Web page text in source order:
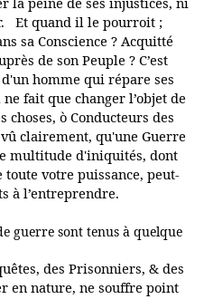
Et quand il le pourroit ;
sa Conscience ? Acquitté
de son Peuple ? C’est
homme qui répare ses
fait que changer l’objet de
ò Conducteurs des
clairement, qu'une Guerre
multitude d'iniquités, dont
votre puissance, peut-
à l’entreprendre.
guerre sont tenus à quelque
des Prisonniers, & des
en nature, ne souffre point